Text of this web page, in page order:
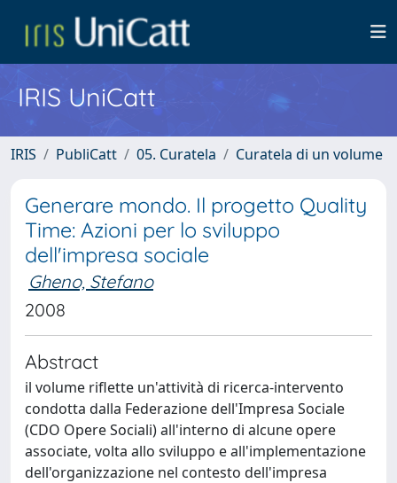
IRIS UniCatt
IRIS PubliCatt 05. Curatela Curatela di un volume
Generare mondo. Il progetto Quality
Time: Azioni per lo sviluppo
dell'impresa sociale
Gheno, Stefano
2008
Abstract
il volume riflette un'attività di ricerca-intervento
condotta dalla Federazione dell'Impresa Sociale
(CDO Opere Sociali) all'interno di alcune opere
associate, volta allo sviluppo e all'implementazione
dell'organizzazione nel contesto dell'impresa